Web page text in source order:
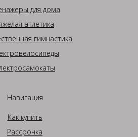
для дома
атлетика
гимнастика
Навигация
Как купить
Рассрочка